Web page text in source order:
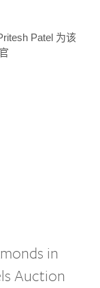
Patel 为该
in
Auction